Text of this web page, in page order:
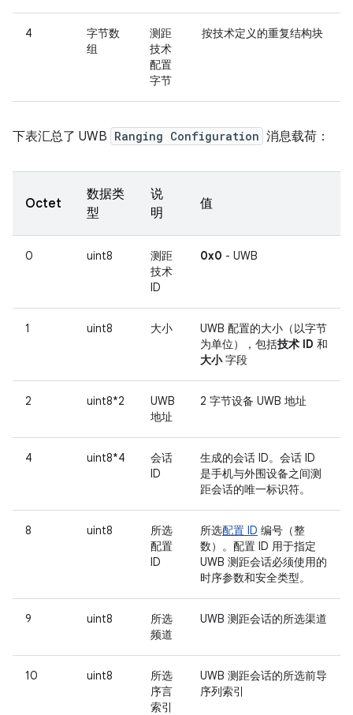
4
字节数
组
测距
技术
配置
字节
按技术定义的重复结构块
下表汇总了 UWB Ranging Configuration 消息载荷：
Octet
数据类
型
说
明
值
0 uint8
测距
技术
ID
0x0 - UWB
1 uint8 大小
UWB 配置的大小（以字节
为单位），包括技术 ID 和
大小字段
2 uint8*2
UWB
地址
2 字节设备 UWB 地址
4 uint8*4
会话
ID
生成的会话 ID。会话 ID
是手机与外围设备之间测
距会话的唯一标识符。
8 uint8
所选
配置
ID
所选配置 ID 编号（整
数）。配置 ID 用于指定
UWB 测距会话必须使用的
时序参数和安全类型。
9 uint8
所选
频道
UWB 测距会话的所选渠道
10 uint8
所选
序言
索引
UWB 测距会话的所选前导
序列索引